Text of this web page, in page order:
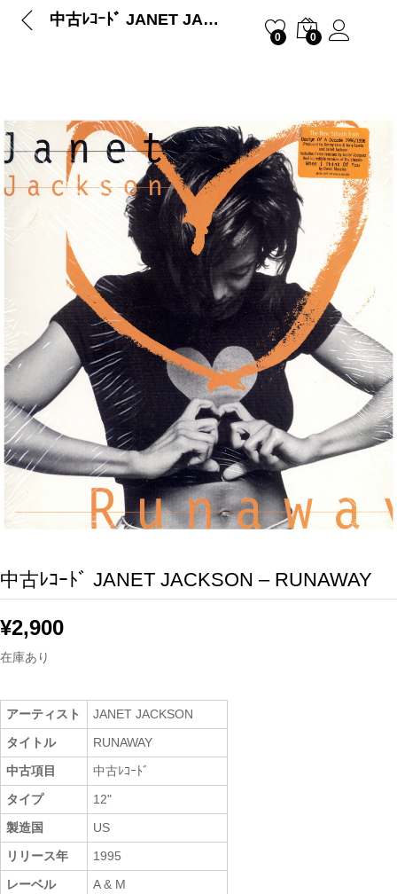
中古ﾚｺｰﾄﾞ JANET JACKSON – RUNAWAY
0 0
中古ﾚｺｰﾄﾞ JANET JACKSON – RUNAWAY
¥2,900
在庫あり
アーティスト
JANET JACKSON
タイトル
RUNAWAY
中古項目
中古ﾚｺｰﾄﾞ
タイプ
12"
製造国
US
リリース年
1995
レーベル
A & M